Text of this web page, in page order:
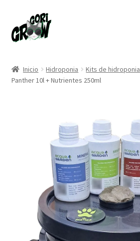
a
la
a
la
Inicio Hidroponia Kits de hidroponia
Panther 10l + Nutrientes 250ml